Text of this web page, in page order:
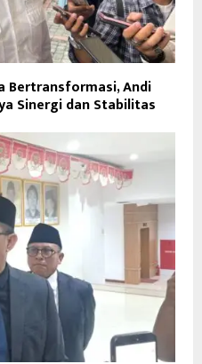
Bertransformasi, Andi
Sinergi dan Stabilitas